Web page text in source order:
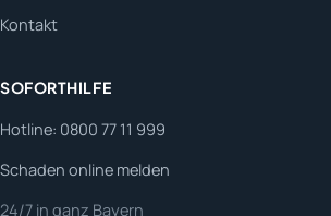
Kontakt
SOFORTHILFE
Hotline: 0800 77 11 999
Schaden online melden
24/7 in ganz Bayern